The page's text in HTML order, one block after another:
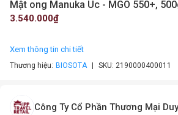
Mật ong Manuka Úc - MGO 550+,
3.540.000₫
Xem thông tin chi tiết
Thương hiệu: BIOSOTA SKU: 2190000400011
Công Ty Cổ Phần Thương Mại